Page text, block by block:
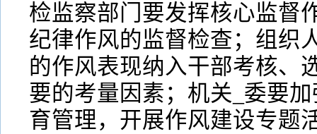
检监察部门要发挥核心监督
纪律作风的监督检查；组织
的作风表现纳入干部考核、
要的考量因素；机关_委要
育管理，开展作风建设专题